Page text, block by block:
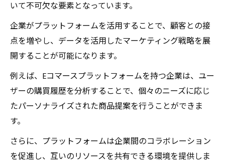
いて不可欠な要素となっています。
企業がプラットフォームを活用することで、顧客との接
点を増やし、データを活用したマーケティング戦略を展
開することが可能になります。
例えば、Eコマースプラットフォームを持つ企業は、ユー
ザーの購買履歴を分析することで、個々のニーズに応じ
たパーソナライズされた商品提案を行うことができま
す。
さらに、プラットフォームは企業間のコラボレーション
を促進し、互いのリソースを共有できる環境を提供しま